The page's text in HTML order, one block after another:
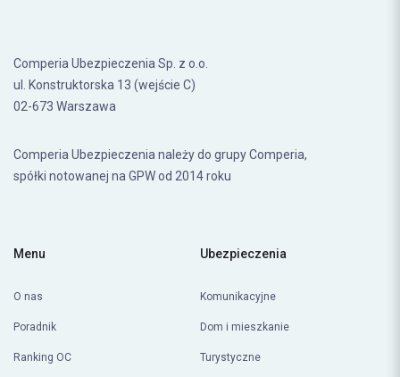
Comperia Ubezpieczenia Sp. z o.o.
ul. Konstruktorska 13 (wejście C)
02-673 Warszawa
Comperia Ubezpieczenia należy do grupy Comperia,
spółki notowanej na GPW od 2014 roku
Menu
O nas
Poradnik
Ranking OC
Ubezpieczenia
Komunikacyjne
Dom i mieszkanie
Turystyczne